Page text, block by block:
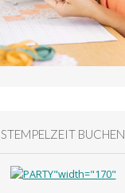
STEMPELZEIT BUCHEN